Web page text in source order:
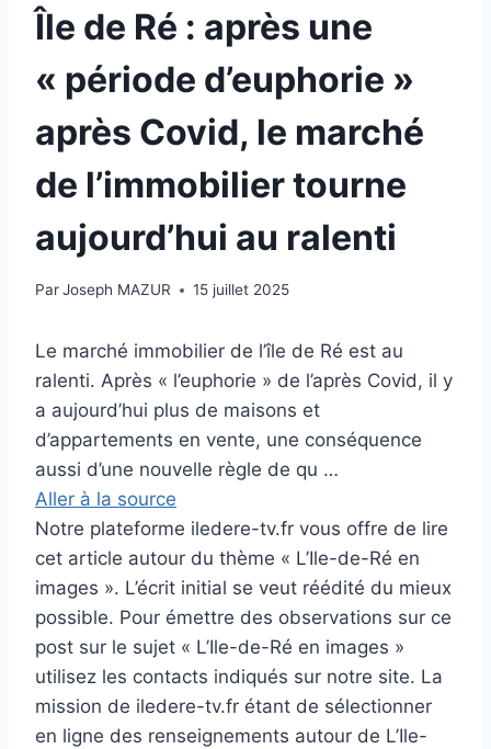
Île de Ré : après une
« période d’euphorie »
après Covid, le marché
de l’immobilier tourne
aujourd’hui au ralenti
ParJoseph MAZUR 15 juillet 2025
Le marché immobilier de l’île de Ré est au
ralenti. Après « l’euphorie » de l’après Covid, il y
a aujourd’hui plus de maisons et
d’appartements en vente, une conséquence
aussi d’une nouvelle règle de qu …
Aller à la source
Notre plateforme iledere-tv.fr vous offre de lire
cet article autour du thème « L’Ile-de-Ré en
images ». L’écrit initial se veut réédité du mieux
possible. Pour émettre des observations sur ce
post sur le sujet « L’Ile-de-Ré en images »
utilisez les contacts indiqués sur notre site. La
mission de iledere-tv.fr étant de sélectionner
en ligne des renseignements autour de L’Ile-